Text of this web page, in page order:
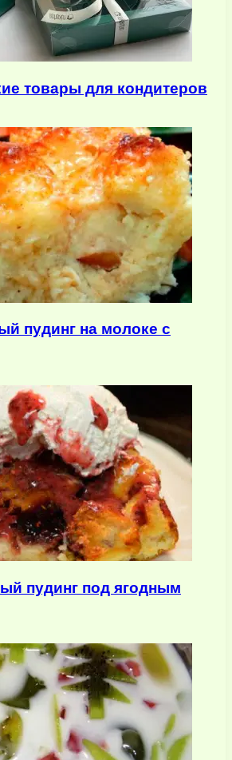
товары для кондитеров
пудинг на молоке с
пудинг под ягодным